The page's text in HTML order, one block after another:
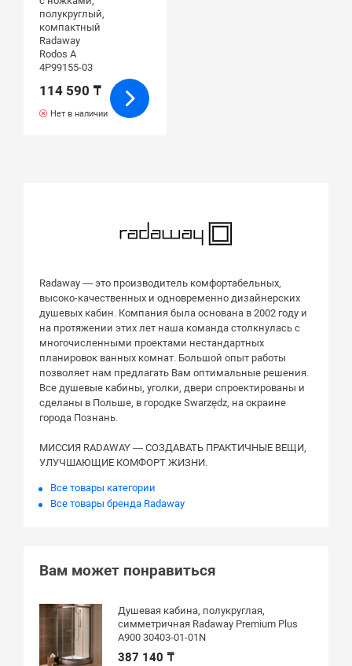
полукруглый,
компактный
Radaway
Rodos A
4P99155-03
114 590 ₸
Нет в наличии
Radaway — это производитель комфортабельных,
высоко-качественных и одновременно дизайнерских
душевых кабин. Компания была основана в 2002 году и
на протяжении этих лет наша команда столкнулась с
многочисленными проектами нестандартных
планировок ванных комнат. Большой опыт работы
позволяет нам предлагать Вам оптимальные решения.
Все душевые кабины, уголки, двери спроектированы и
сделаны в Польше, в городке Swarzędz, на окраине
города Познань.
МИССИЯ RADAWAY — СОЗДАВАТЬ ПРАКТИЧНЫЕ ВЕЩИ,
УЛУЧШАЮЩИЕ КОМФОРТ ЖИЗНИ.
Все товары категории
Все товары бренда Radaway
Вам может понравиться
Душевая кабина, полукруглая,
симметричная Radaway Premium Plus
A900 30403-01-01N
387 140 ₸